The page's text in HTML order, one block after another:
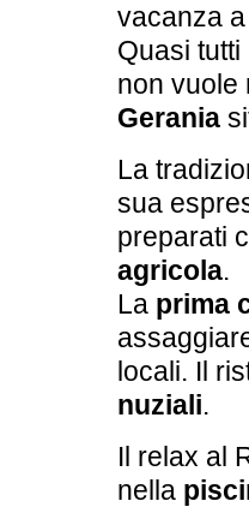
vacanza
Quasi
non vuole
Gerania
La
sua
preparati
agricola.
La prima
locali. Il
nuziali.
Il relax al
nella